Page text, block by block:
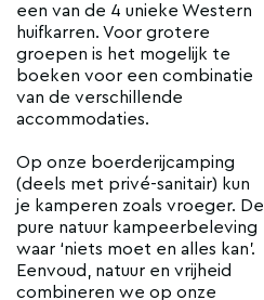
een van de 4 unieke Western
huifkarren. Voor grotere
groepen is het mogelijk te
boeken voor een combinatie
van de verschillende
accommodaties.
Op onze boerderijcamping
(deels met privé-sanitair) kun
je kamperen zoals vroeger. De
pure natuur kampeerbeleving
waar ‘niets moet en alles kan’.
Eenvoud, natuur en vrijheid
combineren we op onze